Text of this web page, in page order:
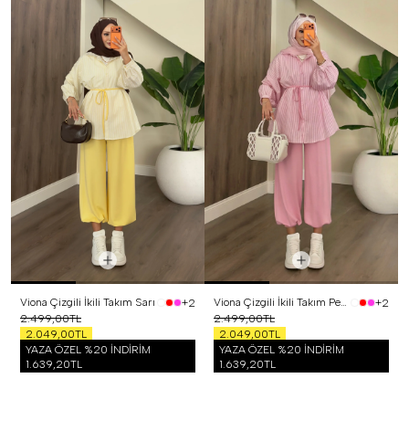
Viona Çizgili İkili Takım Sarı
+2
2.499,00TL
2.049,00TL
YAZA ÖZEL %20 İNDİRİM
1.639,20TL
Viona Çizgili İkili Takım Pembe
+2
2.499,00TL
2.049,00TL
YAZA ÖZEL %20 İNDİRİM
1.639,20TL